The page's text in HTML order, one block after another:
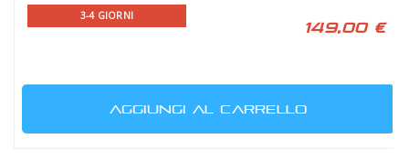
3-4 GIORNI
149,00 €
AGGIUNGI AL CARRELLO